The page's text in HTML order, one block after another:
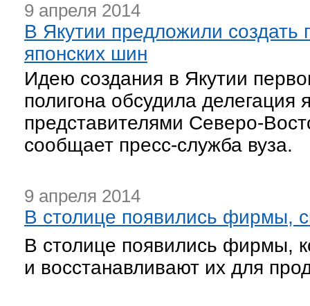
9 апреля 2014
В Якутии предложили создать
японских шин
Идею создания в Якутии
полигона обсудила
представителями Северо-
сообщает пресс-служба вуза.
9 апреля 2014
В столице появились фирмы,
В столице появились фирмы,
и восстанавливают их для